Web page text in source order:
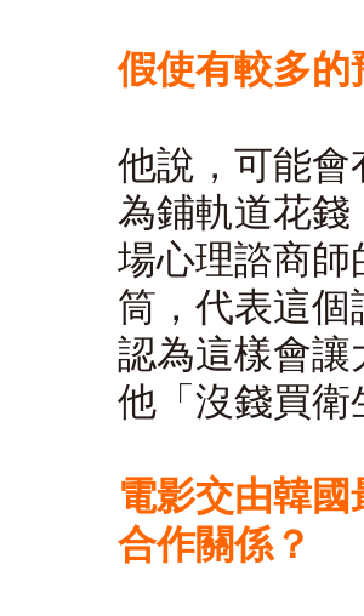
假使有較多
他說，可能
為鋪軌道花
場心理諮商
筒，代表這
認為這樣會
他「沒錢買衛
電影交由韓
合作關係？